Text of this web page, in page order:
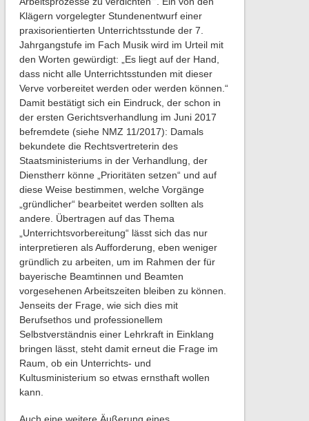
Klägern vorgelegter Stundenentwurf einer
praxisorientierten Unterrichtsstunde der 7.
Jahrgangstufe im Fach Musik wird im Urteil mit
den Worten gewürdigt: „Es liegt auf der Hand,
dass nicht alle Unterrichtsstunden mit dieser
Verve vorbereitet werden oder werden können.“
Damit bestätigt sich ein Eindruck, der schon in
der ersten Gerichtsverhandlung im Juni 2017
befremdete (siehe NMZ 11/2017): Damals
bekundete die Rechtsvertreterin des
Staatsministeriums in der Verhandlung, der
Dienstherr könne „Prioritäten setzen“ und auf
diese Weise bestimmen, welche Vorgänge
„gründlicher“ bearbeitet werden sollten als
andere. Übertragen auf das Thema
„Unterrichtsvorbereitung“ lässt sich das nur
interpretieren als Aufforderung, eben weniger
gründlich zu arbeiten, um im Rahmen der für
bayerische Beamtinnen und Beamten
vorgesehenen Arbeitszeiten bleiben zu können.
Jenseits der Frage, wie sich dies mit
Berufsethos und professionellem
Selbstverständnis einer Lehrkraft in Einklang
bringen lässt, steht damit erneut die Frage im
Raum, ob ein Unterrichts- und
Kultusministerium so etwas ernsthaft wollen
kann.